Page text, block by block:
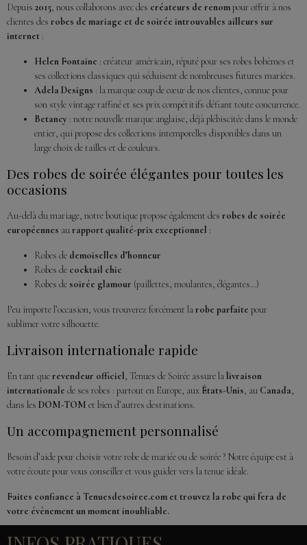
Depuis 2015, nous collaborons avec des créateurs de renompour offrir à nos
clientes des robes de mariage et de soirée introuvables ailleurs sur
internet :
Helen Fontaine : créateur américain, réputé pour ses robes bohèmes et
ses collections classiques qui séduisent de nombreuses futures mariées.
Adela Designs : la marque coup de cœur de nos clientes, connue pour
son style vintage raffiné et ses prix compétitifs défiant toute concurrence.
Betancy : notre nouvelle marque anglaise, déjà plébiscitée dans le monde
entier, qui propose des collections intemporelles disponibles dans un
large choix de tailles et de couleurs.
Des robes de soirée élégantes pour toutes les
occasions
Au-delà du mariage, notre boutique propose également des robes de soirée
européennes aurapport qualité-prix exceptionnel :
Robes de demoiselles d’honneur
Robes de cocktail chic
Robes de soirée glamour (paillettes, moulantes, élégantes…)
Peu importe l’occasion, vous trouverez forcément larobe parfaite pour
sublimer votre silhouette.
Livraison internationale rapide
En tant querevendeur officiel, Tenues de Soirée assure lalivraison
internationale de ses robes : partout en Europe, aux États-Unis, au Canada,
dans les DOM-TOM et bien d’autres destinations.
Un accompagnement personnalisé
Besoin d’aide pour choisir votre robe de mariée ou de soirée ? Notre équipe est à
votre écoute pour vous conseiller et vous guider vers la tenue idéale.
Faites confiance à Tenuesdesoiree.com et trouvez la robe qui fera de
votre évènement un moment inoubliable.